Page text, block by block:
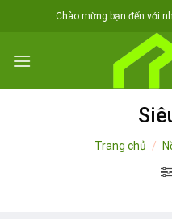
Chào mừng bạn đến với
Trang chủ /